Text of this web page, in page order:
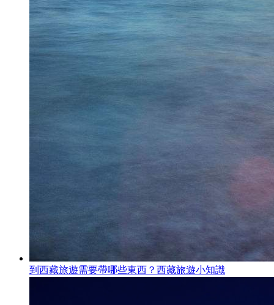
到西藏旅遊需要帶哪些東西？西藏旅遊小知識